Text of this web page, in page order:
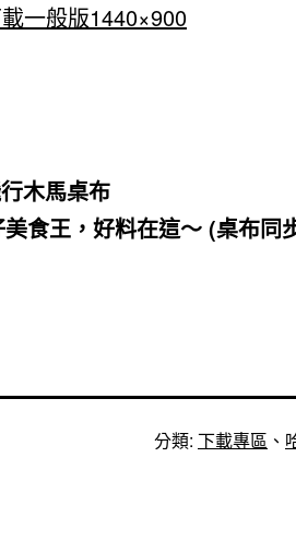
一般版1440×900
木馬桌布
食王，好料在這～ (桌布同
分類: 下載專區 、